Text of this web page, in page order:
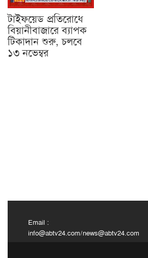
টাইফয়েড প্রতিরোধে
বিয়ানীবাজারে ব্যাপক
টিকাদান শুরু, চলবে
১৩ নভেম্বর
Email :
info@abtv24.com/news@abtv24.com